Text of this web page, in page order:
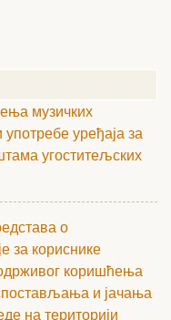
музичких
уређаја за
угоститељских
о
за кориснике
коришћења
и јачања
на територији